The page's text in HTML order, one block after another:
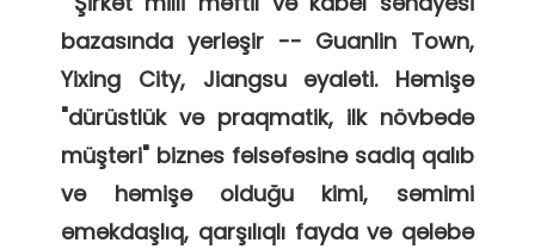
bazasında yerləşir -- Guanlin Town,
Yixing City, Jiangsu əyaləti. Həmişə
"dürüstlük və praqmatik, ilk növbədə
müştəri" biznes fəlsəfəsinə sadiq qalıb
və həmişə olduğu kimi, səmimi
əməkdaşlıq, qarşılıqlı fayda və qələbə